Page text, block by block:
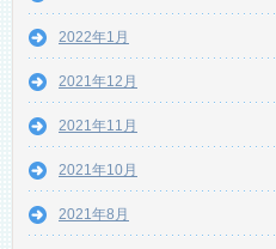
2022年1月
2021年12月
2021年11月
2021年10月
2021年8月